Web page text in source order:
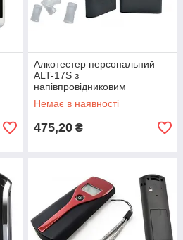
Алкотестер персональний
ALT-17S з
напівпровідниковим
датчиком, LCD-дисплеєм і
годинником (ALC-007)
Немає в наявності
475,20 ₴